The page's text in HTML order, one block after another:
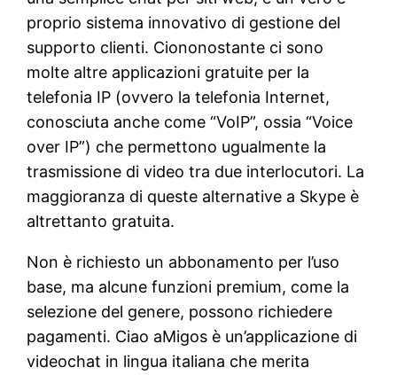
proprio sistema innovativo di gestione del
supporto clienti. Ciononostante ci sono
molte altre applicazioni gratuite per la
telefonia IP (ovvero la telefonia Internet,
conosciuta anche come “VoIP”, ossia “Voice
over IP”) che permettono ugualmente la
trasmissione di video tra due interlocutori. La
maggioranza di queste alternative a Skype è
altrettanto gratuita.
Non è richiesto un abbonamento per l’uso
base, ma alcune funzioni premium, come la
selezione del genere, possono richiedere
pagamenti. Ciao aMigos è un’applicazione di
videochat in lingua italiana che merita